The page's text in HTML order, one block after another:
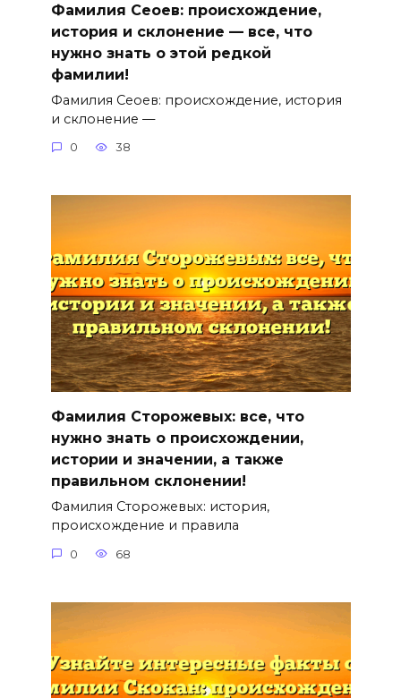
Фамилия Сеоев: происхождение,
история и склонение — все, что
нужно знать о этой редкой
фамилии!
Фамилия Сеоев: происхождение, история
и склонение —
0 38
Фамилия Сторожевых: все, что
нужно знать о происхождении,
истории и значении, а также
правильном склонении!
Фамилия Сторожевых: история,
происхождение и правила
0 68